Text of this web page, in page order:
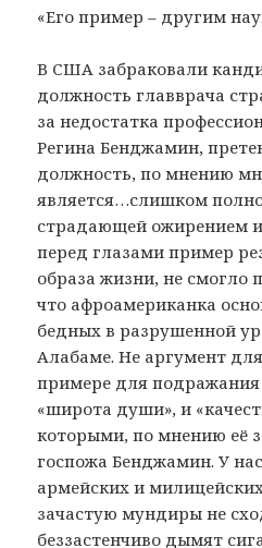
«Его пример – другим
В США забраковали
должность главврача
за недостатка
Регина Бенджамин,
должность, по мнению
является…слишком
страдающей ожирением
перед глазами пример
образа жизни, не смогло
что афроамериканка
бедных в разрушенной
Алабаме. Не аргумент
примере для
«широта души», и
которыми, по мнению её
госпожа Бенджамин. У
армейских и
зачастую мундиры не
беззастенчиво дымят